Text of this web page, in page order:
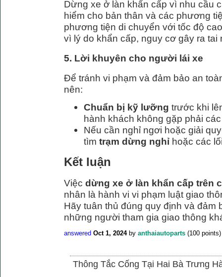
Dừng xe ở làn khẩn cấp vì nhu cầu
hiểm cho bản thân và các phương
phương tiện di chuyển với tốc độ
vì lý do khẩn cấp, nguy cơ gây ra tai
5. Lời khuyên cho người lái xe
Để tránh vi phạm và đảm bảo an
nên:
Chuẩn bị kỹ lưỡng trước khi
hành khách không gặp phải
Nếu cần nghỉ ngơi hoặc giải
tìm trạm dừng nghỉ hoặc các
Kết luận
Việc dừng xe ở làn khẩn cấp trên
nhân là hành vi vi phạm luật giao
Hãy tuân thủ đúng quy định và
những người tham gia giao thông
answered Oct 1, 2024 by anthaiautoparts (100 points)
Thông Tắc Cống Tại Hai Bà Trưng